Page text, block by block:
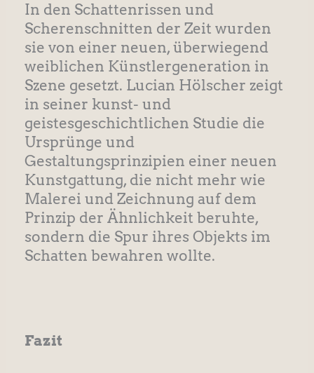
In den Schattenrissen und
Scherenschnitten der Zeit wurden
sie von einer neuen, überwiegend
weiblichen Künstlergeneration in
Szene gesetzt. Lucian Hölscher zeigt
in seiner kunst- und
geistesgeschichtlichen Studie die
Ursprünge und
Gestaltungsprinzipien einer neuen
Kunstgattung, die nicht mehr wie
Malerei und Zeichnung auf dem
Prinzip der Ähnlichkeit beruhte,
sondern die Spur ihres Objekts im
Schatten bewahren wollte.
Fazit